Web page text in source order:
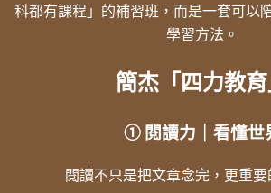
科都有課程」的補習班，而是一套可以
學習方法。
簡杰「四力教育
① 閱讀力｜看懂世
閱讀不只是把文章念完，更重要